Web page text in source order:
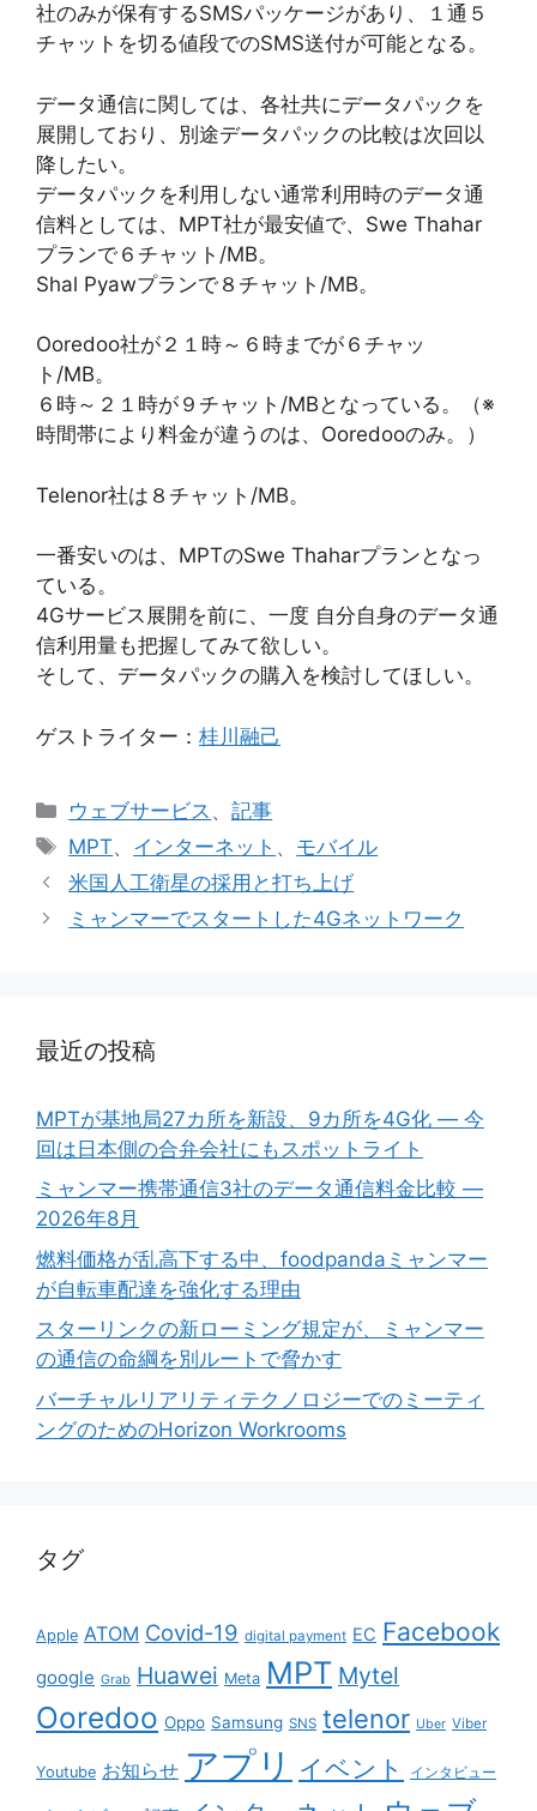
社のみが保有するSMSパッケージがあり、１通５
チャットを切る値段でのSMS送付が可能となる。
データ通信に関しては、各社共にデータパックを
展開しており、別途データパックの比較は次回以
降したい。
データパックを利用しない通常利用時のデータ通
信料としては、MPT社が最安値で、Swe Thahar
プランで６チャット/MB。
Shal Pyawプランで８チャット/MB。
Ooredoo社が２１時～６時までが６チャッ
ト/MB。
６時～２１時が９チャット/MBとなっている。（※
時間帯により料金が違うのは、Ooredooのみ。）
Telenor社は８チャット/MB。
一番安いのは、MPTのSwe Thaharプランとなっ
ている。
4Gサービス展開を前に、一度 自分自身のデータ通
信利用量も把握してみて欲しい。
そして、データパックの購入を検討してほしい。
ゲストライター： 桂川融己
カ
テ
リ
ー
ウェブサービス 、記事
タ
グ
MPT、 インターネット 、 モバイル
米国人工衛星の採用と打ち上げ
ミャンマーでスタートした4Gネットワーク
最近の投稿
MPTが基地局27カ所を新設、9カ所を4G化 ― 今
回は日本側の合弁会社にもスポットライト
ミャンマー携帯通信3社のデータ通信料金比較 ―
2026年8月
燃料価格が乱高下する中、foodpandaミャンマー
が自転車配達を強化する理由
スターリンクの新ローミング規定が、ミャンマー
の通信の命綱を別ルートで脅かす
バーチャルリアリティテクノロジーでのミーティ
ングのためのHorizon Workrooms
タグ
Apple ATOM Covid-19 digital payment EC Facebook
google Grab Huawei Meta MPT Mytel
Ooredoo Oppo Samsung SNS telenor Uber Viber
Youtube お知らせ アプリ イベント インタビュー